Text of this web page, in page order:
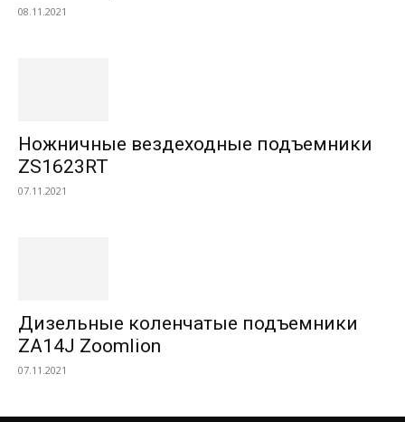
08.11.2021
Ножничные вездеходные подъемники
ZS1623RT
07.11.2021
Дизельные коленчатые подъемники
ZA14J Zoomlion
07.11.2021